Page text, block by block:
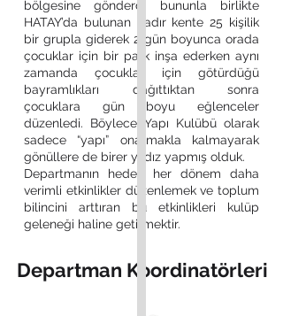
bölgesine gönderdi bununla birlikte
HATAY’da bulunan çadır kente 25 kişilik
bir grupla giderek 2 gün boyunca orada
çocuklar için bir park inşa ederken aynı
zamanda çocuklar için götürdüğü
bayramlıkları dağıttıktan sonra
çocuklara gün boyu eğlenceler
düzenledi. Böylece Yapı Kulübü olarak
sadece “yapı” onarmakla kalmayarak
gönüllere de birer yıldız yapmış olduk.
Departmanın hedefi her dönem daha
verimli etkinlikler düzenlemek ve toplum
bilincini arttıran bu etkinlikleri kulüp
geleneği haline getirmektir.
Departman Koordinatörleri